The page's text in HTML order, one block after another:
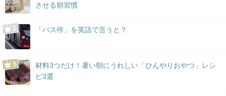
させる朝習慣
「バス停」を英語で言うと？
材料3つだけ！暑い朝にうれしい「ひんやりおやつ」レシ
ピ3選